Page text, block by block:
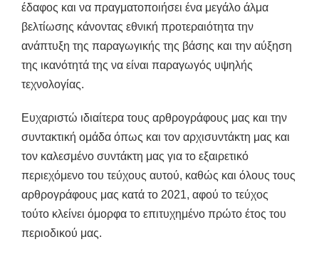
έδαφος και να πραγματοποιήσει ένα μεγάλο άλμα
βελτίωσης κάνοντας εθνική προτεραιότητα την
ανάπτυξη της παραγωγικής της βάσης και την αύξηση
της ικανότητά της να είναι παραγωγός υψηλής
τεχνολογίας.
Ευχαριστώ ιδιαίτερα τους αρθρογράφους μας και την
συντακτική ομάδα όπως και τον αρχισυντάκτη μας και
τον καλεσμένο συντάκτη μας για το εξαιρετικό
περιεχόμενο του τεύχους αυτού, καθώς και όλους τους
αρθρογράφους μας κατά το 2021, αφού το τεύχος
τούτο κλείνει όμορφα το επιτυχημένο πρώτο έτος του
περιοδικού μας.